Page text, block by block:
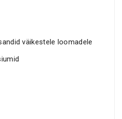
väikestele loomadele